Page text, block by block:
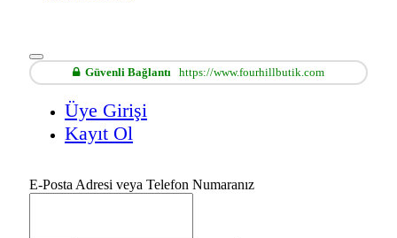
Güvenli Bağlantı https://www.fourhillbutik.com
Üye Girişi
Kayıt Ol
E-Posta Adresi veya Telefon Numaranız